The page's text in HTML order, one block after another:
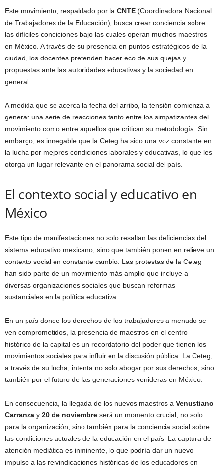
Este movimiento, respaldado por la CNTE (Coordinadora Nacional
de Trabajadores de la Educación), busca crear conciencia sobre
las difíciles condiciones bajo las cuales operan muchos maestros
en México. A través de su presencia en puntos estratégicos de la
ciudad, los docentes pretenden hacer eco de sus quejas y
propuestas ante las autoridades educativas y la sociedad en
general.
A medida que se acerca la fecha del arribo, la tensión comienza a
generar una serie de reacciones tanto entre los simpatizantes del
movimiento como entre aquellos que critican su metodología. Sin
embargo, es innegable que la Ceteg ha sido una voz constante en
la lucha por mejores condiciones laborales y educativas, lo que les
otorga un lugar relevante en el panorama social del país.
El contexto social y educativo en
México
Este tipo de manifestaciones no solo resaltan las deficiencias del
sistema educativo mexicano, sino que también ponen en relieve un
contexto social en constante cambio. Las protestas de la Ceteg
han sido parte de un movimiento más amplio que incluye a
diversas organizaciones sociales que buscan reformas
sustanciales en la política educativa.
En un país donde los derechos de los trabajadores a menudo se
ven comprometidos, la presencia de maestros en el centro
histórico de la capital es un recordatorio del poder que tienen los
movimientos sociales para influir en la discusión pública. La Ceteg,
a través de su lucha, intenta no solo abogar por sus derechos, sino
también por el futuro de las generaciones venideras en México.
En consecuencia, la llegada de los nuevos maestros a Venustiano
Carranza y 20 de noviembre será un momento crucial, no solo
para la organización, sino también para la conciencia social sobre
las condiciones actuales de la educación en el país. La captura de
atención mediática es inminente, lo que podría dar un nuevo
impulso a las reivindicaciones históricas de los educadores en